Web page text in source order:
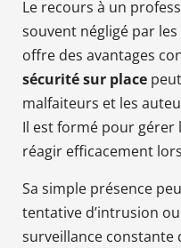
Le recours à un
souvent négligé par
offre des avantages
sécurité sur place
malfaiteurs et les
Il est formé pour gérer
réagir efficacement
Sa simple présence
tentative d’intrusion
surveillance constante